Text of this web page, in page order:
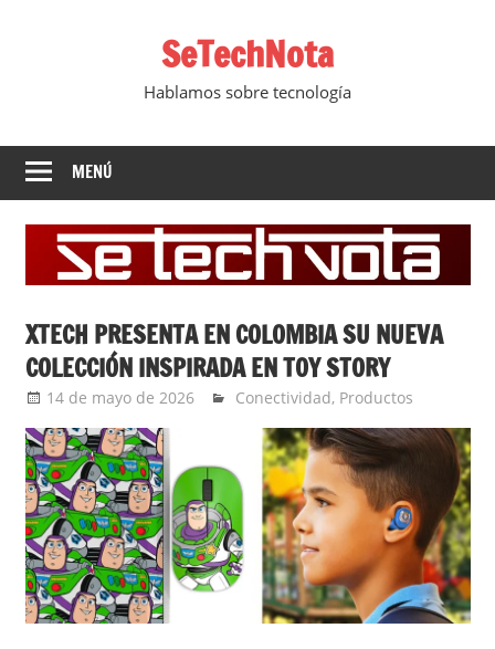
SeTechNota
Hablamos sobre tecnología
MENÚ
XTECH PRESENTA EN COLOMBIA SU NUEVA
COLECCIÓN INSPIRADA EN TOY STORY
14 de mayo de 2026 Ernesto Herrera
Conectividad, Productos